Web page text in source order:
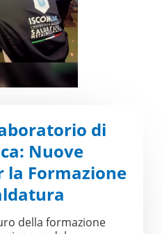
di
Nuove
la Formazione
della formazione